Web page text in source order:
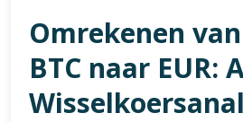
diepgaande
analyse
Omrekenen
BTC naar EUR: